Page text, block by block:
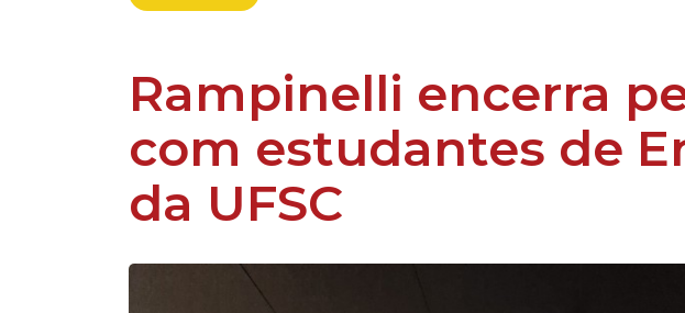
Rampinelli encerra
com estudantes de
da UFSC